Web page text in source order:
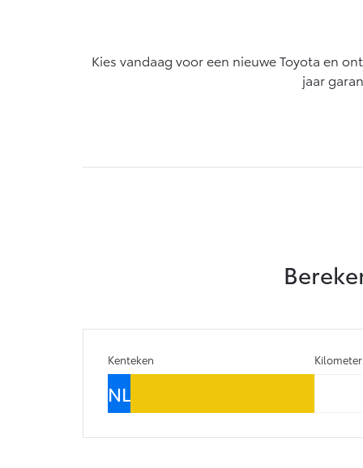
Vanaf € 46.301,-
Kies vandaag voor een nieuwe Toyota en
jaar
Kenteken